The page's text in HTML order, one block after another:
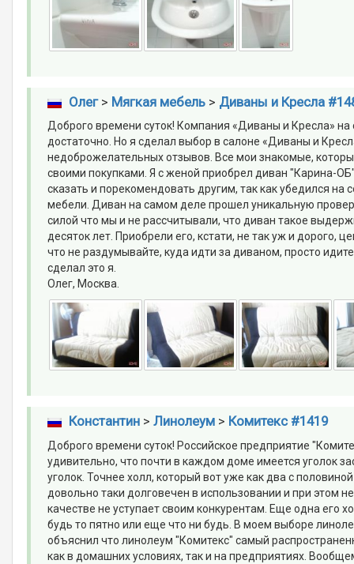
Олег> Мягкая мебель> Диваны и Кресла
Доброго времени суток! Компания «Диваны и Кресла»
достаточно. Но я сделал выбор в салоне «Диваны и
недоброжелательных отзывов. Все мои знакомые,
своими покупками. Я с женой приобрел диван "Карина-
сказать и порекомендовать другим, так как убедился
мебели. Диван на самом деле прошел уникальную
силой что мы и не рассчитывали, что диван такое
десяток лет. Приобрели его, кстати, не так уж и дорого,
что не раздумывайте, куда идти за диваном, просто
сделал это я.
Олег, Москва.
Константин> Линолеум> Комитекс #1419
Доброго времени суток! Российское предприятие
удивительно, что почти в каждом доме имеется уголок
уголок. Точнее холл, который вот уже как два с
довольно таки долговечен в использовании и при этом
качестве не уступает своим конкурентам. Еще одна его
будь то пятно или еще что ни будь. В моем выборе
объяснил что линолеум "Комитекс" самый
как в домашних условиях, так и на предприятиях.